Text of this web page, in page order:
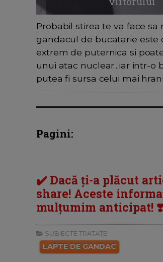
Probabil stirea te va face sa
gandacul de bucatarie este
extrem de puternica si
unui atac nuclear...iar intr-o
putea fi sursa celui mai
Pagini:
✔️ Dacă ți-a plăcut
share! Aceste
mulțumim anticipat!
SUBIECTE TRATATE:
LAPTE DE GANDAC